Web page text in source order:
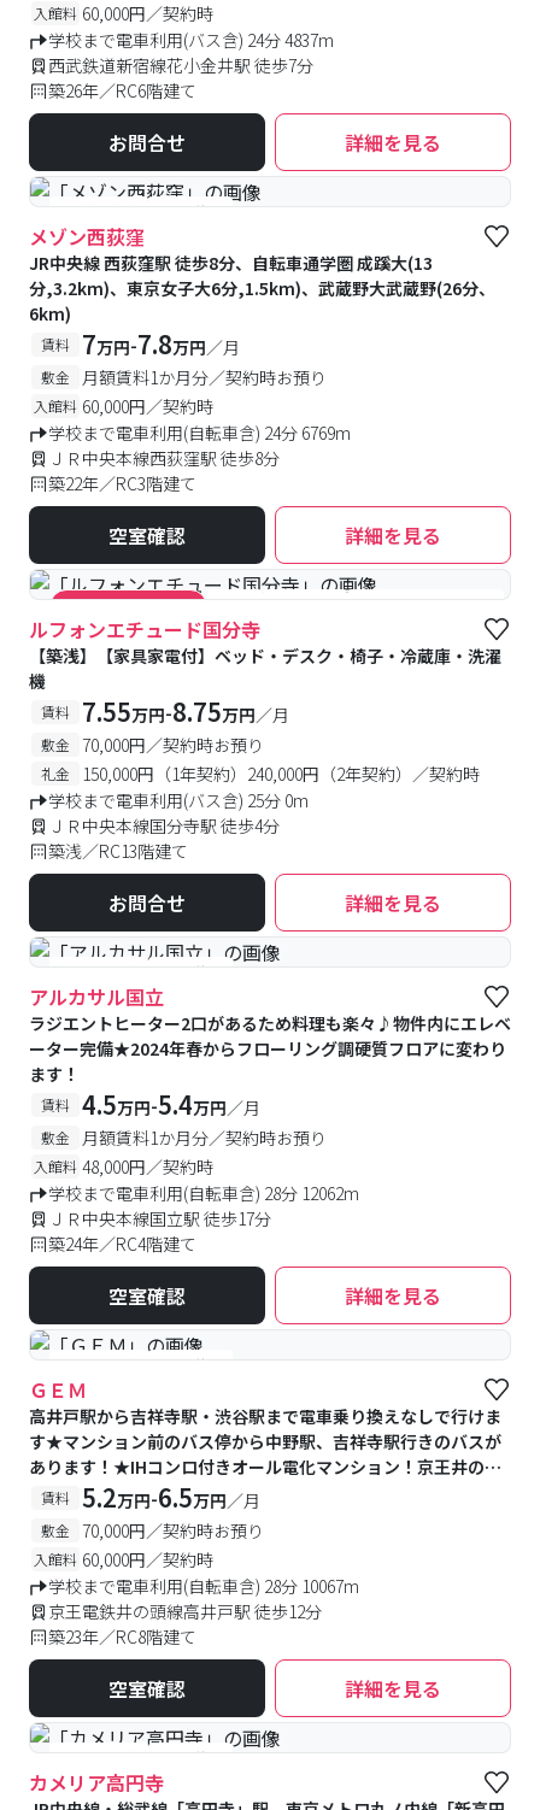
入館料 60,000円／契約時
学校まで電車利用(バス含) 24分 4837m
西武鉄道新宿線花小金井駅 徒歩7分
築26年／RC6階建て
お問合せ 詳細を見る
#予約受付中 #空室待ち
メゾン西荻窪
JR中央線 西荻窪駅 徒歩8分、自転車通学圏 成蹊大(13
分,3.2km)、東京女子大6分,1.5km)、武蔵野大武蔵野(26分、
6km)
賃料 7万円-7.8万円／月
敷金 月額賃料1か月分／契約時お預り
入館料 60,000円／契約時
学校まで電車利用(自転車含) 24分 6769m
ＪＲ中央本線西荻窪駅 徒歩8分
築22年／RC3階建て
空室確認 詳細を見る
#キャンペーン実施中 #築浅 #食事付き #女性専用フロアあり
ルフォンエチュード国分寺
【築浅】【家具家電付】ベッド・デスク・椅子・冷蔵庫・洗濯
機
賃料 7.55万円-8.75万円／月
敷金 70,000円／契約時お預り
礼金
150,000円（1年契約）240,000円（2年契約）／契約時
学校まで電車利用(バス含) 25分 0m
ＪＲ中央本線国分寺駅 徒歩4分
築浅／RC13階建て
お問合せ 詳細を見る
#予約受付中 #空室待ち
アルカサル国立
ラジエントヒーター2口があるため料理も楽々♪物件内にエレベ
ーター完備★2024年春からフローリング調硬質フロアに変わり
ます！
賃料 4.5万円-5.4万円／月
敷金 月額賃料1か月分／契約時お預り
入館料 48,000円／契約時
学校まで電車利用(自転車含) 28分 12062m
ＪＲ中央本線国立駅 徒歩17分
築24年／RC4階建て
空室確認 詳細を見る
#予約受付中 #空室待ち
ＧＥＭ
高井戸駅から吉祥寺駅・渋谷駅まで電車乗り換えなしで行けま
す★マンション前のバス停から中野駅、吉祥寺駅行きのバスが
あります！★IHコンロ付きオール電化マンション！京王井の
頭・JR中央線沿線の学校の方へおすすめ
賃料 5.2万円-6.5万円／月
敷金 70,000円／契約時お預り
入館料 60,000円／契約時
学校まで電車利用(自転車含) 28分 10067m
京王電鉄井の頭線高井戸駅 徒歩12分
築23年／RC8階建て
空室確認 詳細を見る
#予約受付中 #空室待ち
カメリア高円寺